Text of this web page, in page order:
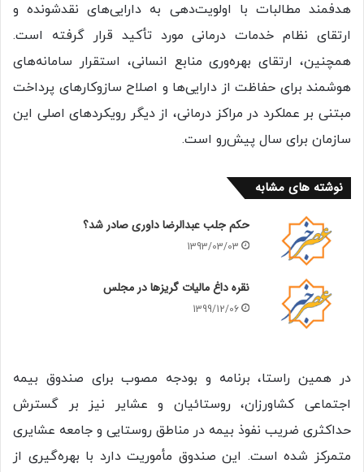
هدفمند مطالبات با اولویت‌دهی به دارایی‌های نقدشونده و
ارتقای نظام خدمات درمانی مورد تأکید قرار گرفته است.
همچنین، ارتقای بهره‌وری منابع انسانی، استقرار سامانه‌های
هوشمند برای حفاظت از دارایی‌ها و اصلاح سازوکارهای پرداخت
مبتنی بر عملکرد در مراکز درمانی، از دیگر رویکردهای اصلی این
سازمان برای سال پیش‌رو است.
نوشته های مشابه
حکم جلب عبدالرضا داوری صادر شد؟
1393/03/03
نقره داغ مالیات گریزها در مجلس
1399/12/06
در همین راستا، برنامه‌ و بودجه مصوب برای صندوق بیمه
اجتماعی کشاورزان، روستائیان و عشایر نیز بر گسترش
حداکثری ضریب نفوذ بیمه در مناطق روستایی و جامعه عشایری
متمرکز شده است. این صندوق مأموریت دارد با بهره‌گیری از